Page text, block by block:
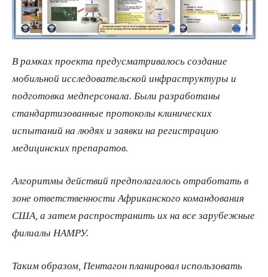
В рамках проекта предусматривалось создание
мобильной исследовательской инфраструктуры и
подготовка медперсонала. Были разработаны
стандартизованные протоколы клинических
испытаний на людях и заявки на регистрацию
медицинских препаратов.
Алгоритмы действий предполагалось отработать в
зоне ответственности Африканского командования
США, а затем распространить их на все зарубежные
филиалы НАМРУ.
Таким образом, Пентагон планировал использовать